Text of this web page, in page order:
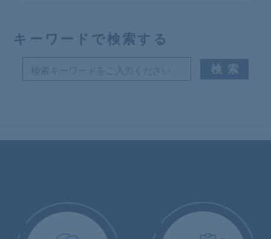
キーワードで検索する